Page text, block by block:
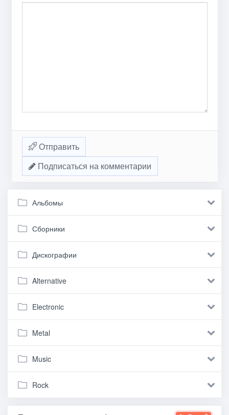
Отправить
Подписаться на комментарии
Альбомы
Сборники
Дискографии
Alternative
Electronic
Metal
Music
Rock